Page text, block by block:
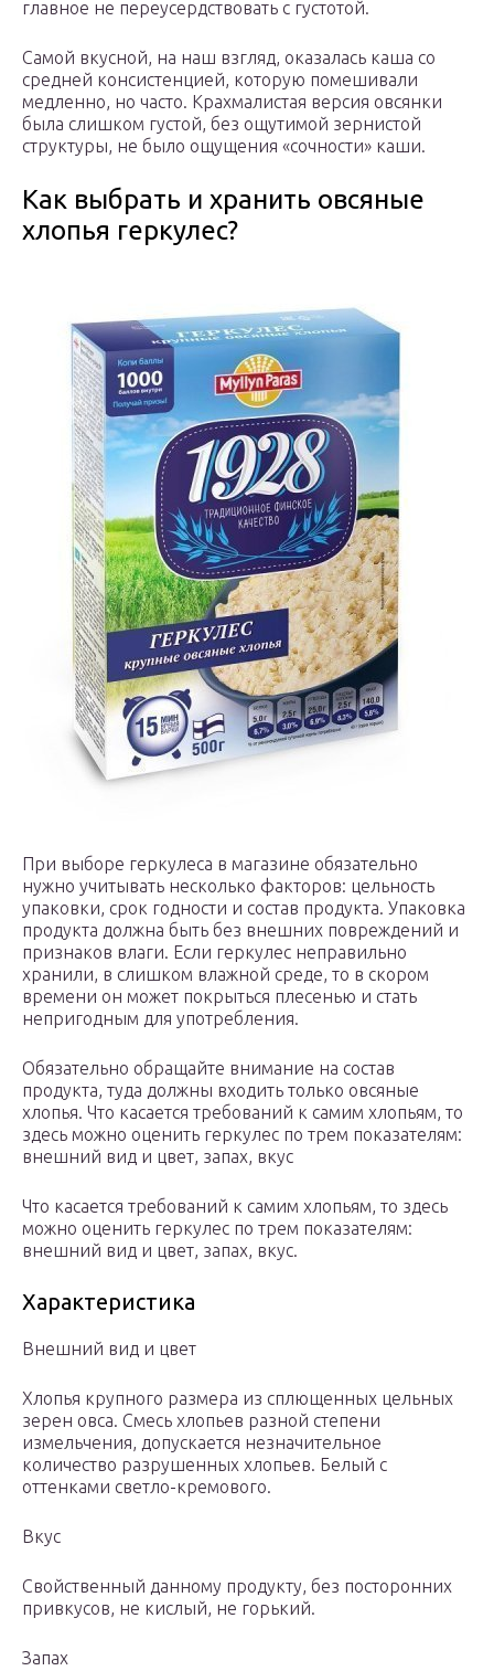
главное не переусердствовать с густотой.
Самой вкусной, на наш взгляд, оказалась каша со
средней консистенцией, которую помешивали
медленно, но часто. Крахмалистая версия овсянки
была слишком густой, без ощутимой зернистой
структуры, не было ощущения «сочности» каши.
Как выбрать и хранить овсяные
хлопья геркулес?
При выборе геркулеса в магазине обязательно
нужно учитывать несколько факторов: цельность
упаковки, срок годности и состав продукта. Упаковка
продукта должна быть без внешних повреждений и
признаков влаги. Если геркулес неправильно
хранили, в слишком влажной среде, то в скором
времени он может покрыться плесенью и стать
непригодным для употребления.
Обязательно обращайте внимание на состав
продукта, туда должны входить только овсяные
хлопья. Что касается требований к самим хлопьям, то
здесь можно оценить геркулес по трем показателям:
внешний вид и цвет, запах, вкус
Что касается требований к самим хлопьям, то здесь
можно оценить геркулес по трем показателям:
внешний вид и цвет, запах, вкус.
Характеристика
Внешний вид и цвет
Хлопья крупного размера из сплющенных цельных
зерен овса. Смесь хлопьев разной степени
измельчения, допускается незначительное
количество разрушенных хлопьев. Белый с
оттенками светло-кремового.
Вкус
Свойственный данному продукту, без посторонних
привкусов, не кислый, не горький.
Запах